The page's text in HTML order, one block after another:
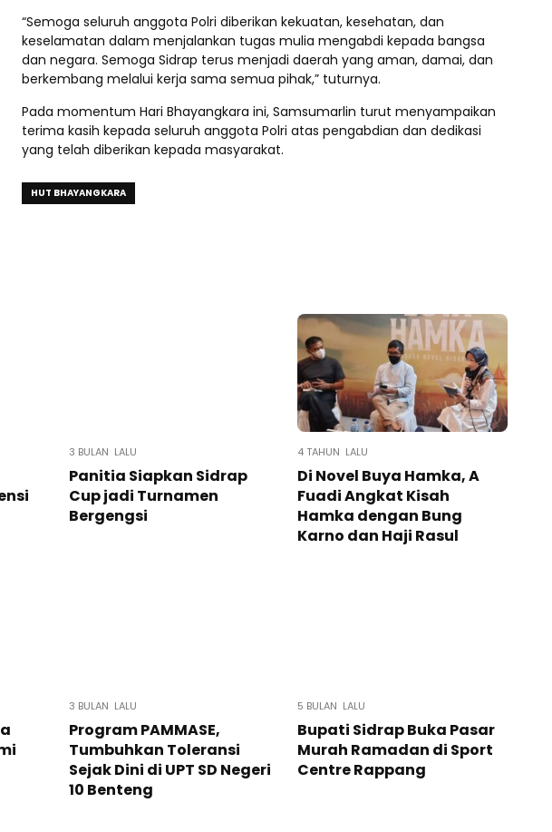
“Semoga seluruh anggota Polri diberikan kekuatan, kesehatan, dan
keselamatan dalam menjalankan tugas mulia mengabdi kepada bangsa
dan negara. Semoga Sidrap terus menjadi daerah yang aman, damai, dan
berkembang melalui kerja sama semua pihak,” tuturnya.
Pada momentum Hari Bhayangkara ini, Samsumarlin turut menyampaikan
terima kasih kepada seluruh anggota Polri atas pengabdian dan dedikasi
yang telah diberikan kepada masyarakat.
HUT BHAYANGKARA
3 BULAN LALU
Panitia Siapkan Sidrap
Cup jadi Turnamen
Bergengsi
4 TAHUN LALU
Di Novel Buya Hamka, A
Fuadi Angkat Kisah
Hamka dengan Bung
Karno dan Haji Rasul
3 BULAN LALU
Program PAMMASE,
Tumbuhkan Toleransi
Sejak Dini di UPT SD Negeri
10 Benteng
5 BULAN LALU
Bupati Sidrap Buka Pasar
Murah Ramadan di Sport
Centre Rappang